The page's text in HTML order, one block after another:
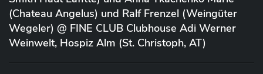
(Chateau Angelus) und Ralf Frenzel (Weingüter
Wegeler) @ FINE CLUB Clubhouse Adi Werner
Weinwelt, Hospiz Alm (St. Christoph, AT)